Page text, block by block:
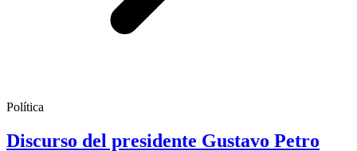
Política
Discurso del presidente Gustavo Petro